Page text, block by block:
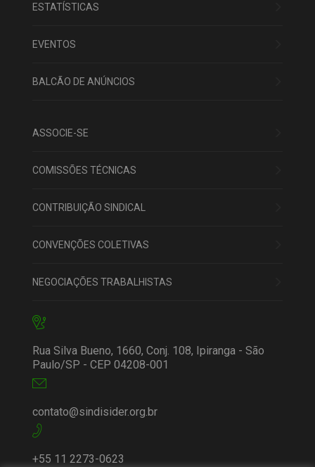
ESTATÍSTICAS
EVENTOS
BALCÃO DE ANÚNCIOS
ASSOCIE-SE
COMISSÕES TÉCNICAS
CONTRIBUIÇÃO SINDICAL
CONVENÇÕES COLETIVAS
NEGOCIAÇÕES TRABALHISTAS
Rua Silva Bueno, 1660, Conj. 108, Ipiranga - São
Paulo/SP - CEP 04208-001
contato@sindisider.org.br
+55 11 2273-0623